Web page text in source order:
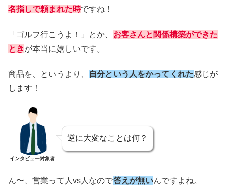
名指しで頼まれた時ですね！
「ゴルフ行こうよ！」とか、 お客さんと関係構築ができた
ときが本当に嬉しいです。
商品を、というより、 自分という人をかってくれた感じが
します！
インタビュー対象者
逆に大変なことは何？
ん〜、営業って人vs人なので答えが無いんですよね。